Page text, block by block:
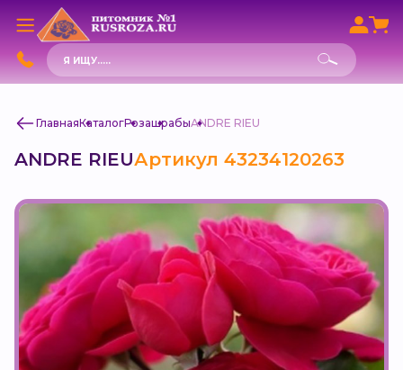
Поиск
товаров
ГлавнаяКаталогРозашрабыANDRE RIEU
ANDRE RIEUАртикул 43234120263